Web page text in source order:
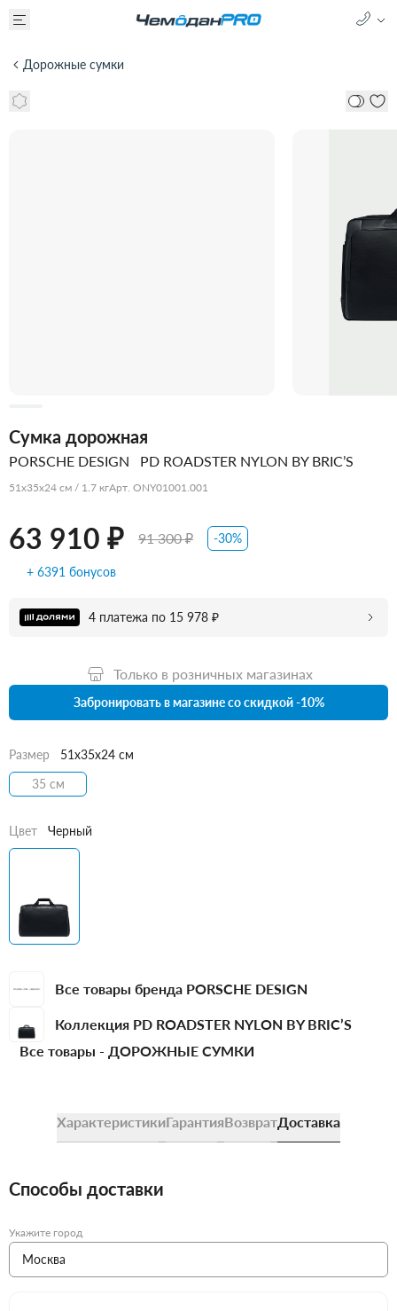
Дорожные сумки
Сумка дорожная
PORSCHE DESIGN PD ROADSTER NYLON BY BRIC’S
51x35x24 см / 1.7 кгАрт. ONY01001.001
63 910 ₽ 91 300 ₽ -30%
+ 6391 бонусов
4 платежа по 15 978 ₽
Только в розничных магазинах
Забронировать в магазине со скидкой -10%
Размер
51x35x24 см
35 см
Цвет Черный
Все товары бренда PORSCHE DESIGN
Коллекция PD ROADSTER NYLON BY BRIC’S
Все товары - ДОРОЖНЫЕ СУМКИ
ХарактеристикиГарантияВозвратДоставка
Способы доставки
Укажите город